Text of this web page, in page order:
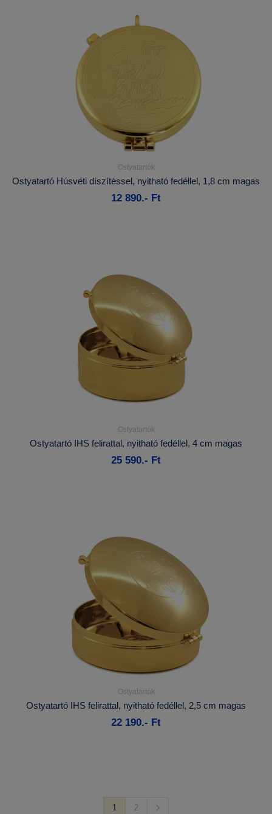
Részletek...
Kosárba
Ostyatartók
Ostyatartó Húsvéti díszítéssel, nyitható fedéllel, 1,8 cm magas
12 890.- Ft
Részletek...
Kosárba
Ostyatartók
Ostyatartó IHS felirattal, nyitható fedéllel, 4 cm magas
25 590.- Ft
Részletek...
Kosárba
Ostyatartók
Ostyatartó IHS felirattal, nyitható fedéllel, 2,5 cm magas
22 190.- Ft
1 2